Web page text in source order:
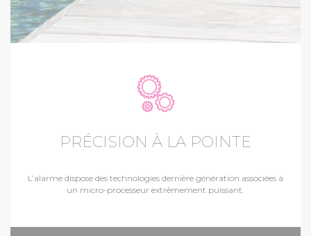
PRÉCISION À LA POINTE
L’alarme dispose des technologies dernière génération associées à
un micro-processeur extrêmement puissant.